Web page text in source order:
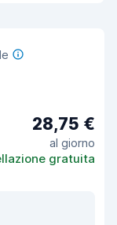
28,75 €
al giorno
gratuita